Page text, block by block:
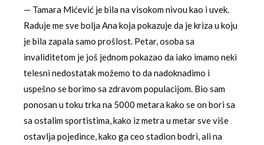
— Tamara Mićević je bila na visokom nivou kao i uvek.
Raduje me sve bolja Ana koja pokazuje da je kriza u koju
je bila zapala samo prošlost. Petar, osoba sa
invaliditetom je još jednom pokazao da iako imamo neki
telesni nedostatak možemo to da nadoknadimo i
uspešno se borimo sa zdravom populacijom. Bio sam
ponosan u toku trka na 5000 metara kako se on bori sa
sa ostalim sportistima, kako iz metra u metar sve više
ostavlja pojedince, kako ga ceo stadion bodri, ali na